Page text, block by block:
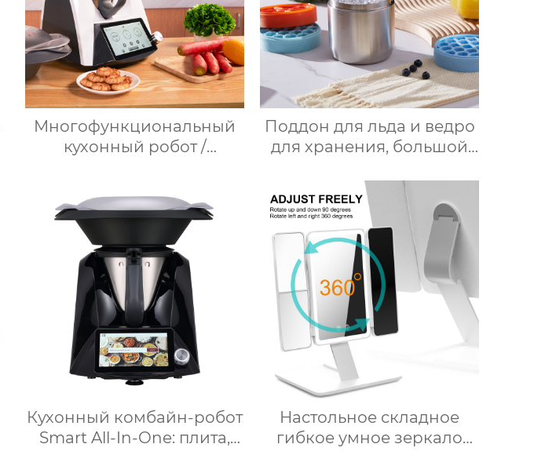
Многофункциональный
кухонный робот /
– 160°C /
Программируемый /
Предустановленные
рецепты / Миксер
Поддон для льда и ведро
для хранения, большой
кубиков льда из
пищевого силикона с
крышкой, изготовленный
на заказ
Кухонный комбайн-робот
Smart All-In-One: плита,
Настольное складное
гибкое умное зеркало